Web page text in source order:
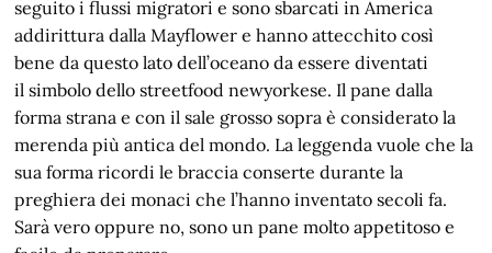
seguito i flussi migratori e sono sbarcati in America
addirittura dalla Mayflower e hanno attecchito così
bene da questo lato dell’oceano da essere diventati
il simbolo dello streetfood newyorkese. Il pane dalla
forma strana e con il sale grosso sopra è considerato la
merenda più antica del mondo. La leggenda vuole che la
sua forma ricordi le braccia conserte durante la
preghiera dei monaci che l’hanno inventato secoli fa.
Sarà vero oppure no, sono un pane molto appetitoso e